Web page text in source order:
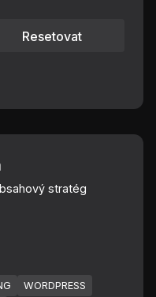
Resetovat
stratég
WORDPRESS